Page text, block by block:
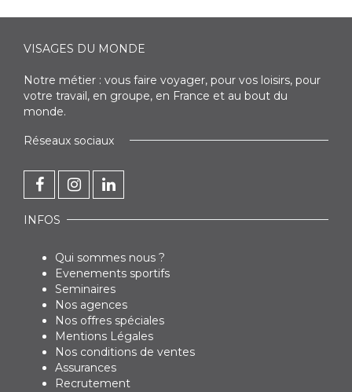
VISAGES DU MONDE
Notre métier : vous faire voyager, pour vos loisirs, pour
votre travail, en groupe, en France et au bout du
monde.
Réseaux sociaux
INFOS
Qui sommes nous ?
Evenements sportifs
Seminaires
Nos agences
Nos offres spéciales
Mentions Légales
Nos conditions de ventes
Assurances
Recrutement